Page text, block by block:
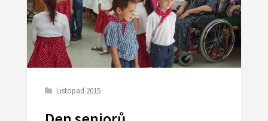
Listopad 2015